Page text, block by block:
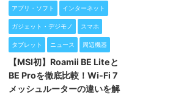
アプリ・ソフト インターネット
ガジェット・デジモノ スマホ
タブレット ニュース 周辺機器
【MSI初】Roamii BE Liteと
BE Proを徹底比較！Wi-Fi 7
メッシュルーターの違いを解